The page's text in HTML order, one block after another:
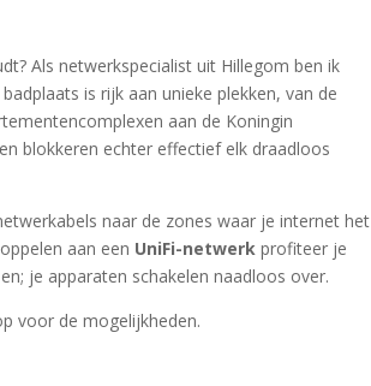
Als netwerkspecialist uit Hillegom ben ik
is rijk aan unieke plekken, van de
aan de Koningin
blokkeren echter effectief elk draadloos
naar de zones waar je internet het
aan een UniFi-netwerk profiteer je
je apparaten schakelen naadloos over.
voor de mogelijkheden.